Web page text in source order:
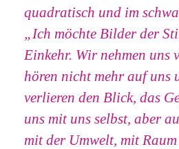
quadratisch und im
„Ich möchte Bilder der
Einkehr. Wir nehmen uns
hören nicht mehr auf uns
verlieren den Blick, das
uns mit uns selbst, aber
mit der Umwelt, mit